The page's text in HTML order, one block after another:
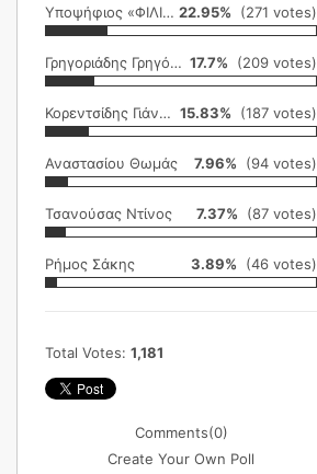
Υποψήφιος «ΦΙΛΙΚΗ ΕΤΑΙΡΕΙΑ» 22.95% (271 votes)
Γρηγοριάδης Γρηγόρης 17.7% (209 votes)
Κορεντσίδης Γιάννης 15.83% (187 votes)
Αναστασίου Θωμάς 7.96% (94 votes)
Τσανούσας Ντίνος 7.37% (87 votes)
Ρήμος Σάκης 3.89% (46 votes)
Total Votes: 1,181
Comments(0)
Create Your Own Poll